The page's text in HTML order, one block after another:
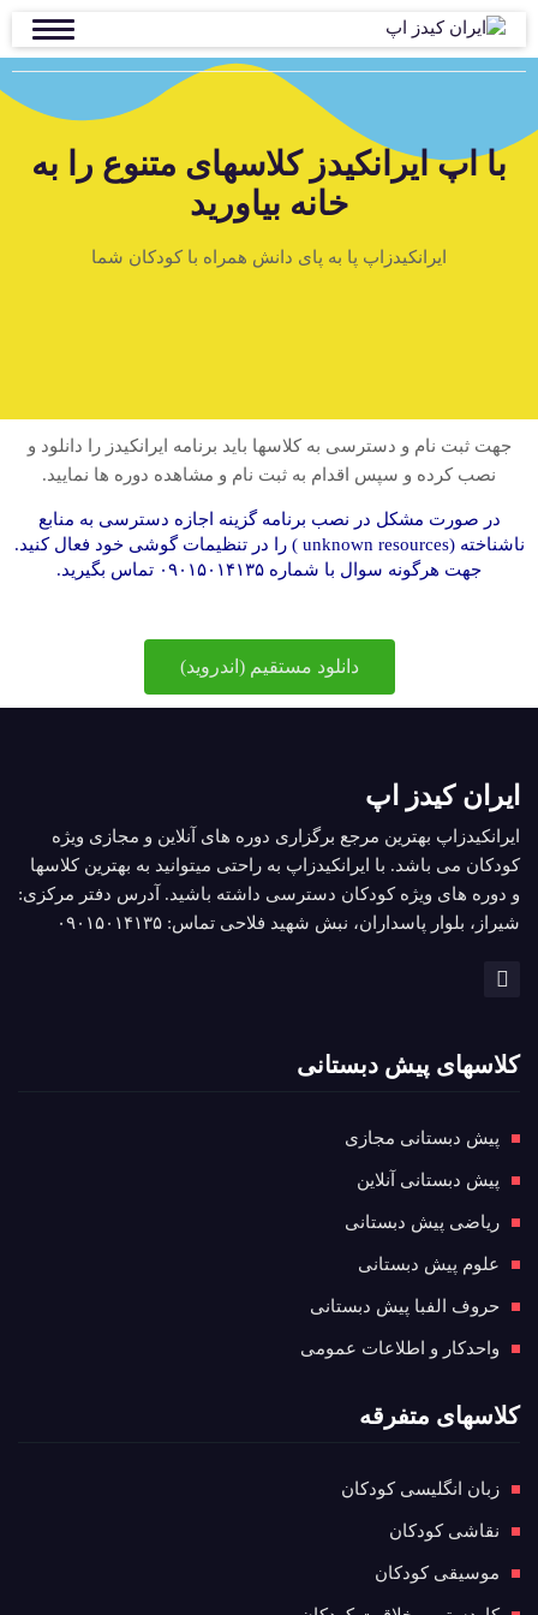
با اپ ایرانکیدز کلاسهای متنوع را به
خانه بیاورید
ایرانکیدزاپ پا به پای دانش همراه با کودکان شما
جهت ثبت نام و دسترسی به کلاسها باید برنامه ایرانکیدز را دانلود و
نصب کرده و سپس اقدام به ثبت نام و مشاهده دوره ها نمایید.
در صورت مشکل در نصب برنامه گزینه اجازه دسترسی به منابع
ناشناخته (unknown resources ) را در تنظیمات گوشی خود فعال کنید.
جهت هرگونه سوال با شماره ۰۹۰۱۵۰۱۴۱۳۵ تماس بگیرید.
دانلود مستقیم (اندروید)
ایران کیدز اپ
ایرانکیدزاپ بهترین مرجع برگزاری دوره های آنلاین و مجازی ویژه
کودکان می باشد. با ایرانکیدزاپ به راحتی میتوانید به بهترین کلاسها
و دوره های ویژه کودکان دسترسی داشته باشید. آدرس دفتر مرکزی:
شیراز، بلوار پاسداران، نبش شهید فلاحی تماس: ۰۹۰۱۵۰۱۴۱۳۵
کلاسهای پیش دبستانی
پیش دبستانی مجازی
پیش دبستانی آنلاین
ریاضی پیش دبستانی
علوم پیش دبستانی
حروف الفبا پیش دبستانی
واحدکار و اطلاعات عمومی
کلاسهای متفرقه
زبان انگلیسی کودکان
نقاشی کودکان
موسیقی کودکان